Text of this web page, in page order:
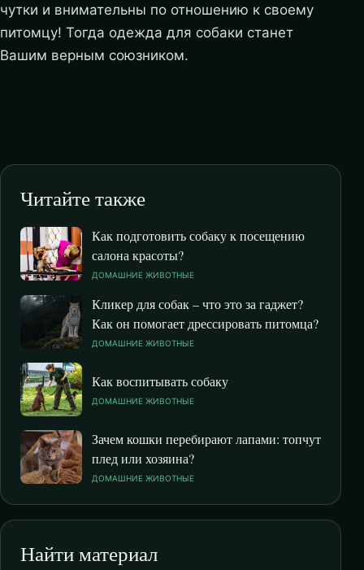
чутки и внимательны по отношению к своему
питомцу! Тогда одежда для собаки станет
Вашим верным союзником.
Читайте также
Как подготовить собаку к посещению
салона красоты?
ДОМАШНИЕ ЖИВОТНЫЕ
Кликер для собак – что это за гаджет?
Как он помогает дрессировать питомца?
ДОМАШНИЕ ЖИВОТНЫЕ
Как воспитывать собаку
ДОМАШНИЕ ЖИВОТНЫЕ
Зачем кошки перебирают лапами: топчут
плед или хозяина?
ДОМАШНИЕ ЖИВОТНЫЕ
Найти материал